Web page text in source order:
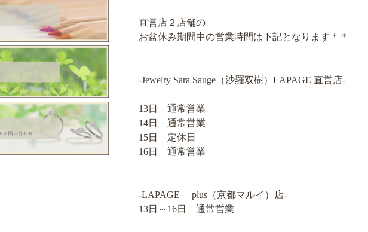
直営店２店舗の
お盆休み期間中の営業時間は下記となります＊＊
-Jewelry Sara Sauge（沙羅双樹）LAPAGE 直営店-
13日 通常営業
14日 通常営業
15日 定休日
16日 通常営業
-LAPAGE plus（京都マルイ）店-
13日～16日 通常営業